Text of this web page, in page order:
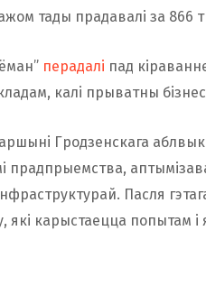
тады прадавалі за 866
перадалі пад
калі прыватны
Гродзенскага
прадпрыемства,
Пасля
які карыстаецца попытам